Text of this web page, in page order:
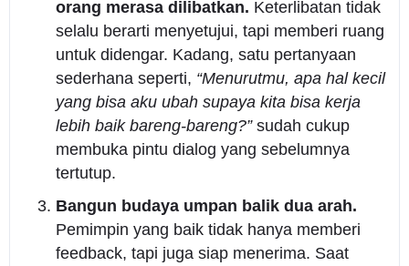
orang merasa dilibatkan. Keterlibatan tidak
selalu berarti menyetujui, tapi memberi ruang
untuk didengar. Kadang, satu pertanyaan
sederhana seperti, “Menurutmu, apa hal kecil
yang bisa aku ubah supaya kita bisa kerja
lebih baik bareng-bareng?”sudah cukup
membuka pintu dialog yang sebelumnya
tertutup.
Bangun budaya umpan balik dua arah.
Pemimpin yang baik tidak hanya memberi
feedback, tapi juga siap menerima. Saat